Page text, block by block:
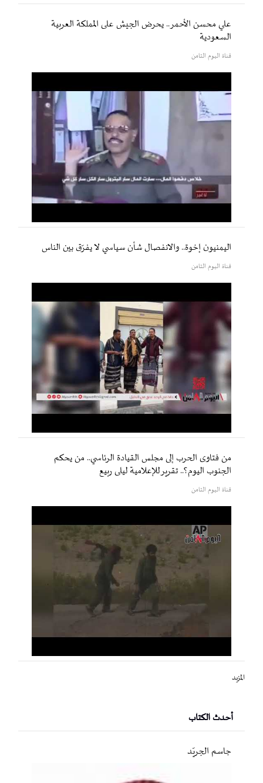
علي محسن الأحمر.. يحرض الجيش على المملكة العربية
السعودية
قناة اليوم الثامن
اليمنيون إخوة.. والانفصال شأن سياسي لا يفرّق بين الناس
قناة اليوم الثامن
من فتاوى الحرب إلى مجلس القيادة الرئاسي.. من يحكم
الجنوب اليوم؟.. تقرير للإعلامية ليلى ربيع
قناة اليوم الثامن
المزيد
أحدث الكتاب
جاسم الجريّد